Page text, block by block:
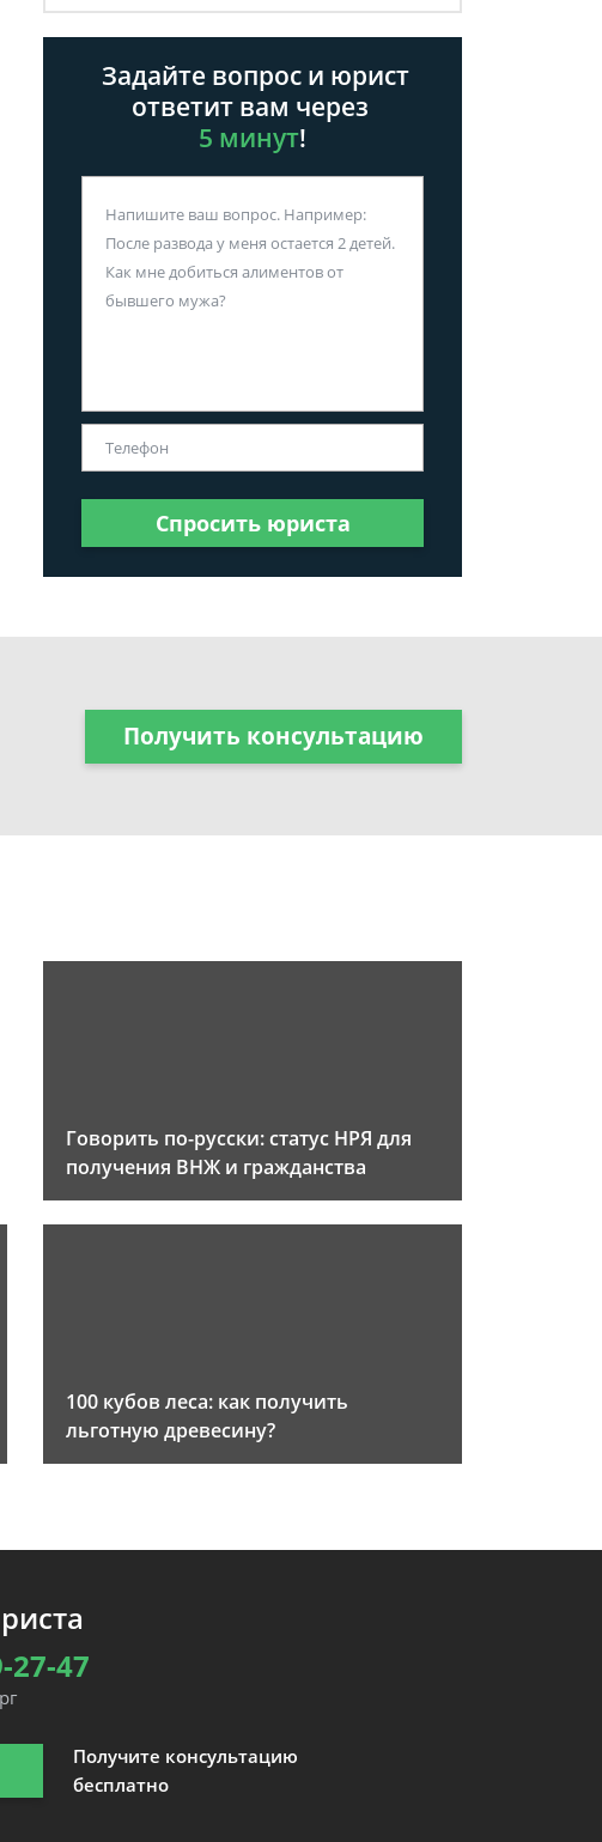
Задайте вопрос и юрист
ответит вам через
5 минут!
Спросить юриста
Получить консультацию
Говорить по-русски: статус НРЯ для
получения ВНЖ и гражданства
100 кубов леса: как получить
льготную древесину?
27-47
Получите консультацию
бесплатно